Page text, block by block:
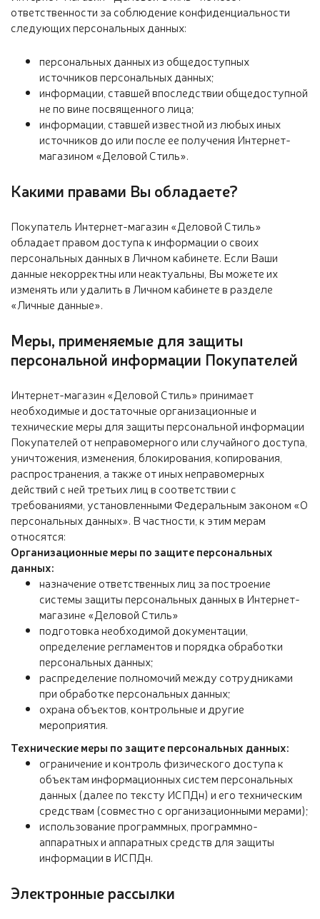
ответственности за соблюдение конфиденциальности
следующих персональных данных:
персональных данных из общедоступных
источников персональных данных;
информации, ставшей впоследствии общедоступной
не по вине посвященного лица;
информации, ставшей известной из любых иных
источников до или после ее получения Интернет-
магазином «Деловой Стиль».
Какими правами Вы обладаете?
Покупатель Интернет-магазин «Деловой Стиль»
обладает правом доступа к информации о своих
персональных данных в Личном кабинете. Если Ваши
данные некорректны или неактуальны, Вы можете их
изменять или удалить в Личном кабинете в разделе
«Личные данные».
Меры, применяемые для защиты
персональной информации Покупателей
Интернет-магазин «Деловой Стиль» принимает
необходимые и достаточные организационные и
технические меры для защиты персональной информации
Покупателей от неправомерного или случайного доступа,
уничтожения, изменения, блокирования, копирования,
распространения, а также от иных неправомерных
действий с ней третьих лиц в соответствии с
требованиями, установленными Федеральным законом «О
персональных данных». В частности, к этим мерам
относятся:
Организационные меры по защите персональных
данных:
назначение ответственных лиц за построение
системы защиты персональных данных в Интернет-
магазине «Деловой Стиль»
подготовка необходимой документации,
определение регламентов и порядка обработки
персональных данных;
распределение полномочий между сотрудниками
при обработке персональных данных;
охрана объектов, контрольные и другие
мероприятия.
Технические меры по защите персональных данных:
ограничение и контроль физического доступа к
объектам информационных систем персональных
данных (далее по тексту ИСПДн) и его техническим
средствам (совместно с организационными мерами);
использование программных, программно-
аппаратных и аппаратных средств для защиты
информации в ИСПДн.
Электронные рассылки